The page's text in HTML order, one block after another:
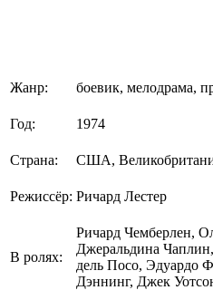
Жанр: боевик, мелодрама,
Год: 1974
Страна: США,
Режиссёр: Ричард Лестер
В ролях:
Ричард Чемберлен,
Джеральдина
дель Посо, Эдуардо
Дэннинг, Джек